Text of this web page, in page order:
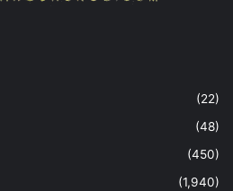
(22)
(48)
(450)
(1,940)